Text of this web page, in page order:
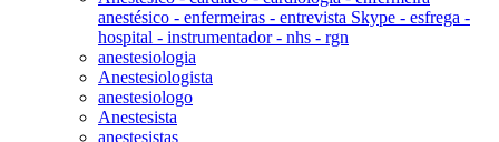
anestésico - enfermeiras - entrevista Skype - esfrega -
hospital - instrumentador - nhs - rgn
anestesiologia
Anestesiologista
anestesiologo
Anestesista
anestesistas